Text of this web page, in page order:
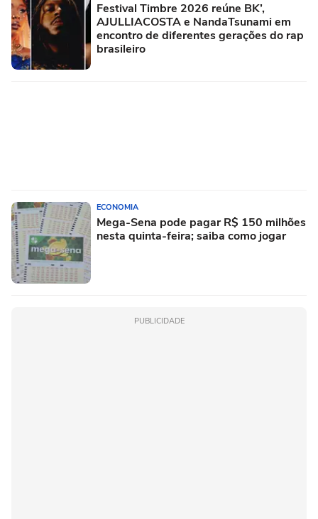
Festival Timbre 2026 reúne BK’,
AJULLIACOSTA e NandaTsunami em
encontro de diferentes gerações do rap
brasileiro
ECONOMIA
Mega-Sena pode pagar R$ 150 milhões
nesta quinta-feira; saiba como jogar
PUBLICIDADE